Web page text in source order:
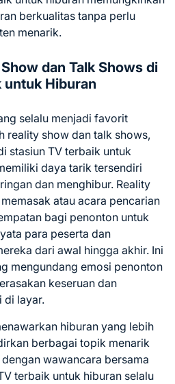
berkualitas tanpa perlu
menarik.
dan Talk Shows di
untuk Hiburan
selalu menjadi favorit
reality show dan talk shows,
stasiun TV terbaik untuk
daya tarik tersendiri
dan menghibur. Reality
atau acara pencarian
bagi penonton untuk
para peserta dan
dari awal hingga akhir. Ini
mengundang emosi penonton
keseruan dan
di layar.
hiburan yang lebih
berbagai topik menarik
wawancara bersama
terbaik untuk hiburan selalu